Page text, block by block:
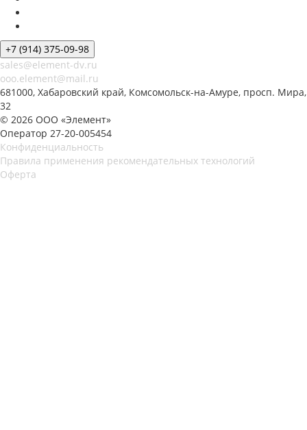
+7 (914) 375-09-98
sales@element-dv.ru
ooo.element@mail.ru
681000, Хабаровский край, Комсомольск-на-Амуре, просп. Мира,
32
© 2026 ООО «Элемент»
Оператор 27-20-005454
Конфиденциальность
Правила применения рекомендательных технологий
Оферта